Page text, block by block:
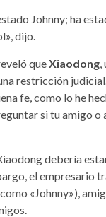
Johnny; ha
dijo.
queXiaodong,
restricción
fe, como lo he
si tu amigo o
debería
el empresario
«Johnny»),